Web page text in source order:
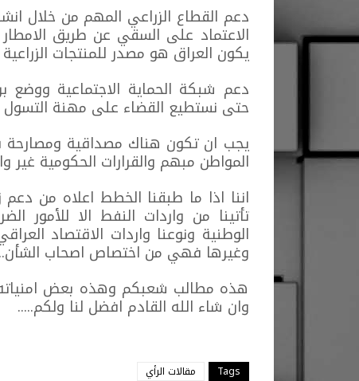
دعم القطاع الزراعي المهم من خلال
الاعتماد على السقي عن طريق
يكون العراق هو مصدر للمنتجات
دعم شبكة الحماية الاجتماعية
حتى نستطيع القضاء على مهنة التسول
يجب ان تكون هناك مصداقية ومصارحة
المواطن مبهم والقرارات الحكومية غير
اننا اذا ما طبقنا الخطط اعلاه من
تأتينا من واردات النفط الا للأمور
الوطنية ونوعنا واردات الاقتصاد
وغيرها فهي من اختصاص اصحاب
هذه مطالب شعبكم وهذه بعض امنياته
وان شاء الله القادم افضل لنا ولكم.....
Tags مقالات الرأي